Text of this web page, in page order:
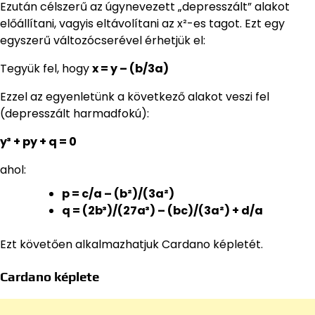
Ezután célszerű az úgynevezett „depresszált” alakot
előállítani, vagyis eltávolítani az x²-es tagot. Ezt egy
egyszerű változócserével érhetjük el:
Tegyük fel, hogyx = y – (b/3a)
Ezzel az egyenletünk a következő alakot veszi fel
(depresszált harmadfokú):
y³ + py + q = 0
ahol:
p = c/a – (b²)/(3a²)
q = (2b³)/(27a³) – (bc)/(3a²) + d/a
Ezt követően alkalmazhatjuk Cardano képletét.
Cardano képlete